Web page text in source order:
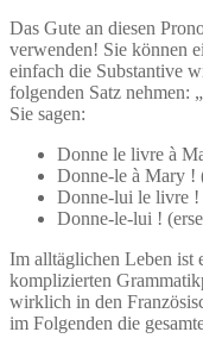
Das Gute an diesen
verwenden! Sie können
einfach die Substantive
folgenden Satz nehmen:
Sie sagen:
Donne le livre à
Donne-le à Mary !
Donne-lui le livre !
Donne-le-lui !
Im alltäglichen Leben ist
komplizierten
wirklich in den
im Folgenden die